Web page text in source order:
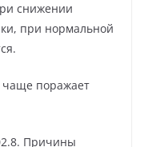
снижении
при нормальной
чаще поражает
Причины